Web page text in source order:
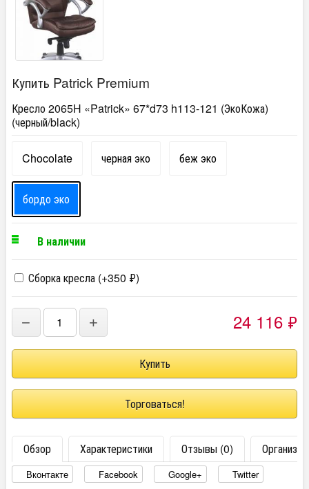
Купить Patrick Premium
Кресло 2065H «Patrick» 67*d73 h113-121 (ЭкоКожа)
(черный/black)
Chocolate черная эко беж эко
бордо эко
В наличии
Сборка кресла (+350 ₽)
− + 24 116 ₽
Торговаться!
Обзор Характеристики Отзывы (0)
Вконтакте Facebook Google+
Twitter